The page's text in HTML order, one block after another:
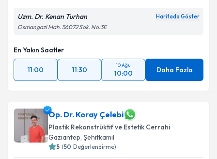
Uzm. Dr. Kenan Turhan Haritada Göster
Osmangazi Mah. 56072 Sok. No:3E
En Yakın Saatler
11:00 11:30
10 Ağu
10:00 Daha Fazla
Op. Dr. Koray Çelebi
Plastik Rekonstrüktif ve Estetik Cerrahi
Gaziantep, Şehitkamil
5 (50 Değerlendirme)